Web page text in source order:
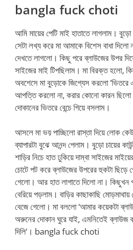
bangla fuck choti
আমি মায়ের পেটি মাই হাতাতে লাগলাম।
সেটা লখ্য করে মা আমাকে বিশেস বাধা
দেখতে লাগলো। কিছু পরে ব্লাউজের উপর
সাইজের মাই টিপছিলাম। মা বিরক্ত হলো,
অবশেসে মা বুড়োকে জিগ্যেস করলো ‘ভিতরে
আপত্তি করলো না, করার কোনো কারন ছিলো
দোকানের ভিতরে বেন্চে গিয়ে বসলাম।
আসলে মা ভয় পাচ্ছিলো রাস্তা দিয়ে লোক
ব্যাপারটা বুঝে আনন্দ পেলাম। বুড়ো চায়ের
শাড়ির নিচে হাত ঢুকিয়ে দাম্বা সাইজের
চোটে পট করে ব্লাউজের উপরের হুকটা ছিড়ে
গেলো। আর হাত লাগাতে দিলো না। কিছুখন
বেরিয়ে পড়লাম। বাড়ির কাছাকাছি
বেজে গেলো। মা বললো ‘আমার কয়েকটা
অরুনের দোকান ঘুরে যাই, এমনিতেই ব্লাউজ
দিলি’। bangla fuck choti